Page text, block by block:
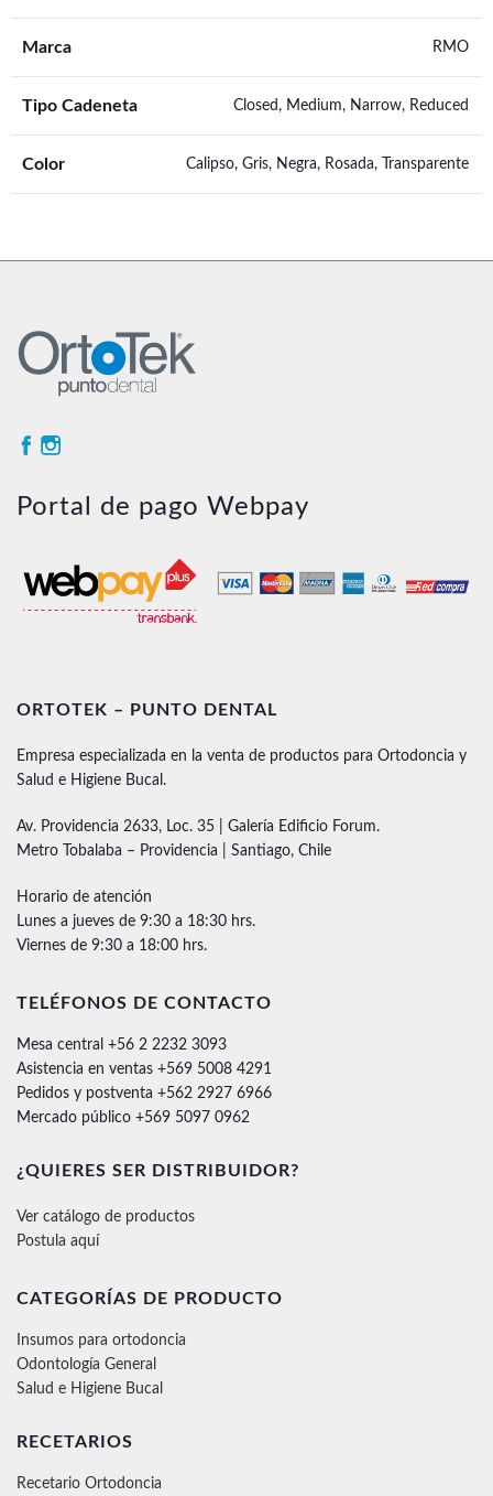
Marca RMO
Tipo Cadeneta Closed, Medium, Narrow, Reduced
Color Calipso, Gris, Negra, Rosada, Transparente
Portal de pago Webpay
ORTOTEK – PUNTO DENTAL
Empresa especializada en la venta de productos para Ortodoncia y
Salud e Higiene Bucal.
Av. Providencia 2633, Loc. 35 | Galería Edificio Forum.
Metro Tobalaba – Providencia | Santiago, Chile
Horario de atención
Lunes a jueves de 9:30 a 18:30 hrs.
Viernes de 9:30 a 18:00 hrs.
TELÉFONOS DE CONTACTO
Mesa central +56 2 2232 3093
Asistencia en ventas +569 5008 4291
Pedidos y postventa +562 2927 6966
Mercado público +569 5097 0962
¿QUIERES SER DISTRIBUIDOR?
Ver catálogo de productos
Postula aquí
CATEGORÍAS DE PRODUCTO
Insumos para ortodoncia
Odontología General
Salud e Higiene Bucal
RECETARIOS
Recetario Ortodoncia